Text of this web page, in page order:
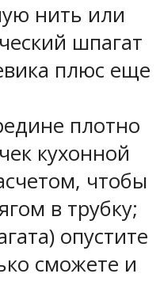
нить или
шпагат
плюс еще
плотно
кухонной
чтобы
в трубку;
опустите
сможете и